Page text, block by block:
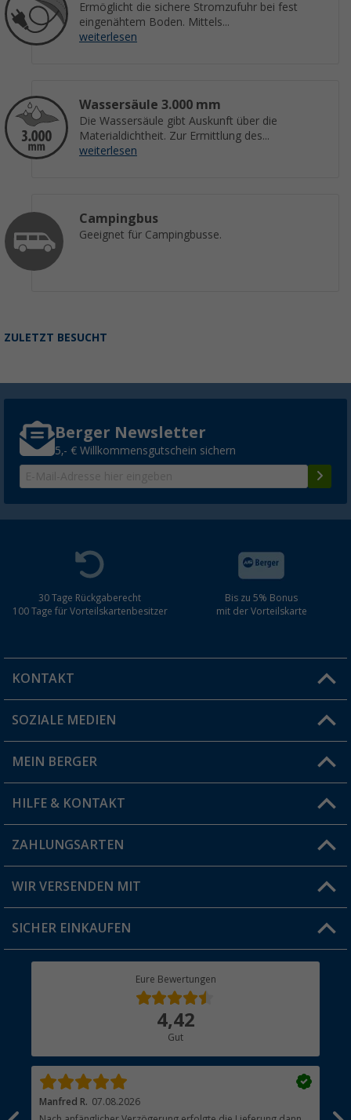
Ermöglicht die sichere Stromzufuhr bei fest
eingenähtem Boden. Mittels...
weiterlesen
Wassersäule 3.000 mm
Die Wassersäule gibt Auskunft über die
Materialdichtheit. Zur Ermittlung des...
weiterlesen
Campingbus
Geeignet für Campingbusse.
ZULETZT BESUCHT
Berger Newsletter
5,- € Willkommensgutschein sichern
30 Tage Rückgaberecht
100 Tage für Vorteilskartenbesitzer
Bis zu 5% Bonus
mit der Vorteilskarte
KONTAKT
Du hast eine Frage?
Filiale finden
SOZIALE MEDIEN
MEIN BERGER
Vorteilskarte
Blog
Jobs & Karriere
HILFE & KONTAKT
FAQ & Kontakt
Versandinformationen
Rücksendung
ZAHLUNGSARTEN
WIR VERSENDEN MIT
SICHER EINKAUFEN
Eure Bewertungen
4,42
Gut
Manfred R. 07.08.2026